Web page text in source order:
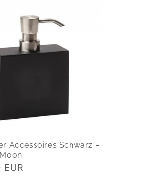
Accessoires Schwarz –
EUR